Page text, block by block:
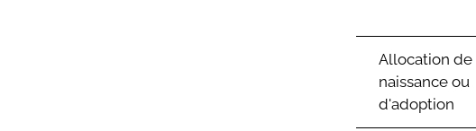
Allocation de
naissance ou
d'adoption